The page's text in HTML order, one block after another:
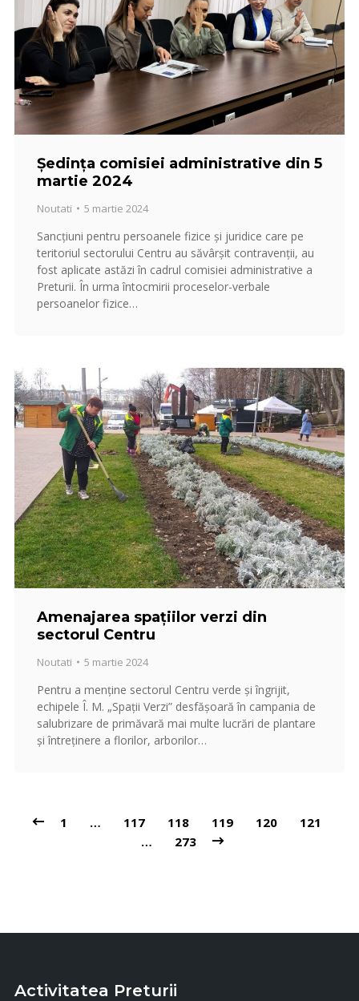
Ședința comisiei administrative din 5
martie 2024
Noutati 5 martie 2024
Sancțiuni pentru persoanele fizice și juridice care pe
teritoriul sectorului Centru au săvârșit contravenții, au
fost aplicate astăzi în cadrul comisiei administrative a
Preturii. În urma întocmirii proceselor-verbale
persoanelor fizice…
Amenajarea spațiilor verzi din
sectorul Centru
Noutati 5 martie 2024
Pentru a menține sectorul Centru verde și îngrijit,
echipele Î. M. „Spații Verzi” desfășoară în campania de
salubrizare de primăvară mai multe lucrări de plantare
și întreținere a florilor, arborilor…
1 … 117 118 119 120
121
…
273
Activitatea Preturii